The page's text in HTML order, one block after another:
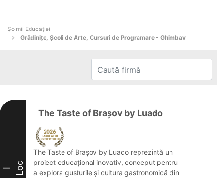
Șoimii Educației
Grădinițe, Școli de Arte, Cursuri de Programare - Ghimbav
I Loc
The Taste of Brașov by Luado
The Taste of Brașov by Luado reprezintă un
proiect educațional inovativ, conceput pentru
a explora gusturile și cultura gastronomică din